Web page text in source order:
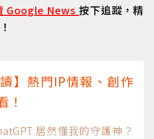
Google News按下追蹤，精
讀】熱門IP情報、創作
！
居然懂我的守護神？